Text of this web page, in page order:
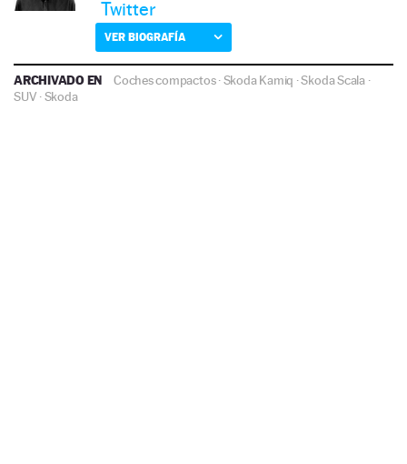
Twitter
VER BIOGRAFÍA
ARCHIVADO EN Coches compactos·Skoda Kamiq ·Skoda Scala·
SUV ·Skoda